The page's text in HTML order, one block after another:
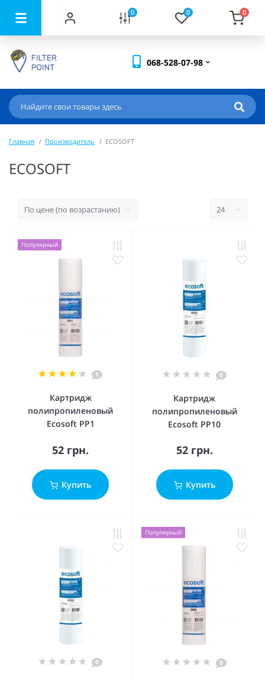
0 0 0
068-528-07-98
Главная Производитель ECOSOFT
ECOSOFT
Популярный
1
Картридж
полипропиленовый
Ecosoft PP1
52 грн.
Купить
0
Картридж
полипропиленовый
Ecosoft PP10
52 грн.
Купить
0
Популярный
0